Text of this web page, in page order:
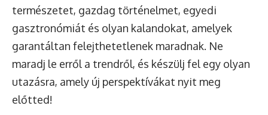
természetet, gazdag történelmet, egyedi
gasztronómiát és olyan kalandokat, amelyek
garantáltan felejthetetlenek maradnak. Ne
maradj le erről a trendről, és készülj fel egy olyan
utazásra, amely új perspektívákat nyit meg
előtted!